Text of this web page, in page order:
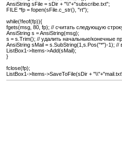
AnsiString sFile = sDir + "\\"+"subscribe.txt";
FILE *fp = fopen(sFile.c_str(), "rt");
while(!feof(fp)){
fgets(msg, 80, fp); // считать следующую
AnsiString s = AnsiString(msg);
s = s.Trim(); // удалить начальные/конечные
AnsiString sMail = s.SubString(1,s.Pos("*")-1); //
ListBox1->Items->Add(sMail);
}
fclose(fp);
ListBox1->Items->SaveToFile(sDir +